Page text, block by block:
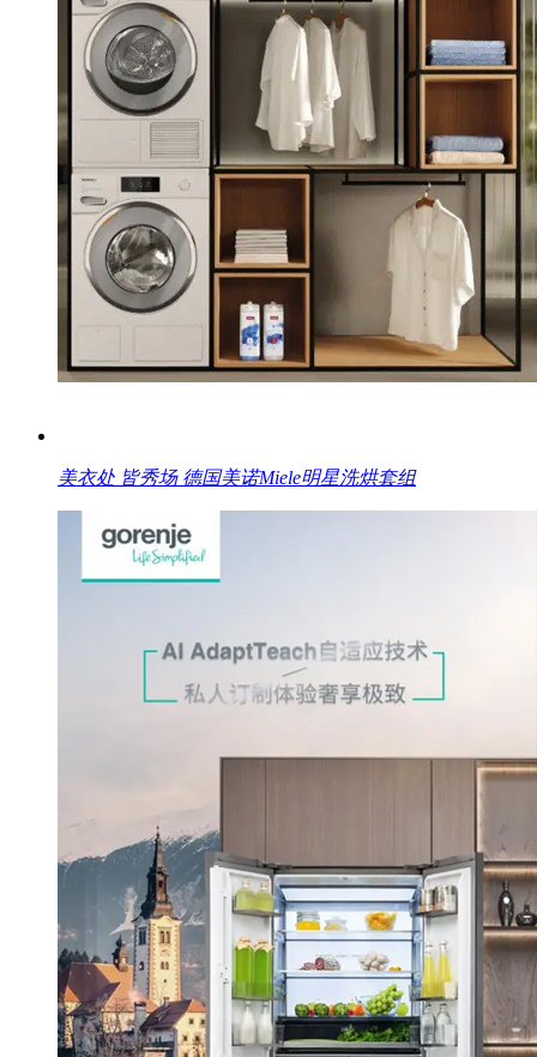
美衣处 皆秀场 德国美诺Miele明星洗烘套组